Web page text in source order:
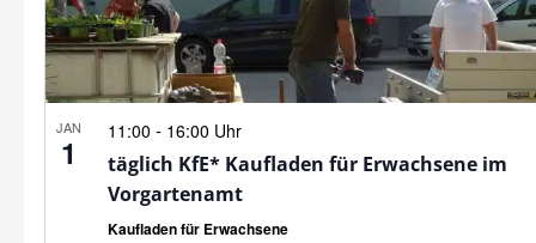
JAN
1
11:00 - 16:00 Uhr
täglich KfE* Kaufladen für Erwachsene im
Vorgartenamt
Kaufladen für Erwachsene